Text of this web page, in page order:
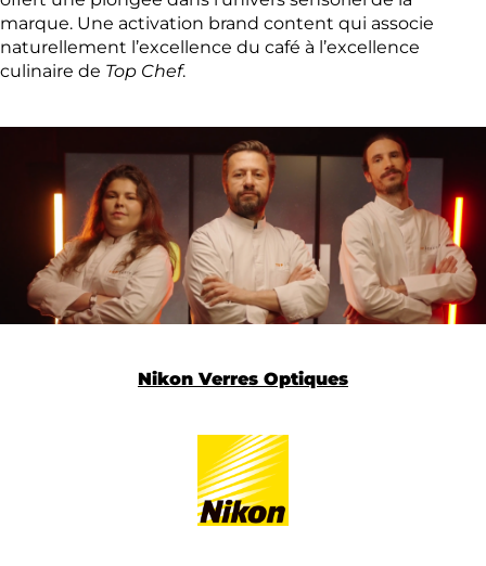
marque. Une activation brand content qui associe
naturellement l’excellence du café à l’excellence
culinaire de Top Chef.
Nikon Verres Optiques